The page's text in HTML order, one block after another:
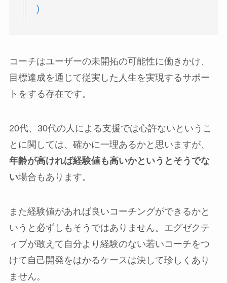
)
コーチはユーザーの未開拓の可能性に働きかけ、
目標達成を通じて従実した人生を実現するサポー
トをする存在です。
20代、30代の人による支援では心許ないというこ
とに関しては、確かに一理あるかと思いますが、
年齢が高ければ経験値も高いかというとそうでな
い場合もあります。
また経験値があれば良いコーチングができるかと
いうと必ずしもそうではありません。エグゼクテ
ィブが敢えて自分より経験のない若いコーチをつ
けて自己開発をはかるケースは決して珍しくあり
ません。